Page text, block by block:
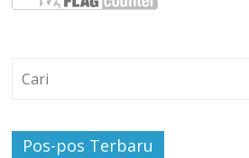
Pos-pos Terbaru